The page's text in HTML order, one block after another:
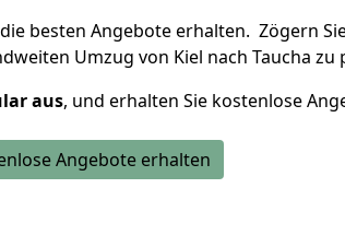
besten Angebote erhalten. Zögern
Umzug von Kiel nach Taucha zu
aus, und erhalten Sie kostenlose
Angebote erhalten